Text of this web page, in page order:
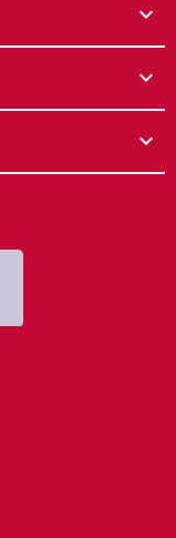
expand_more
expand_more
expand_more